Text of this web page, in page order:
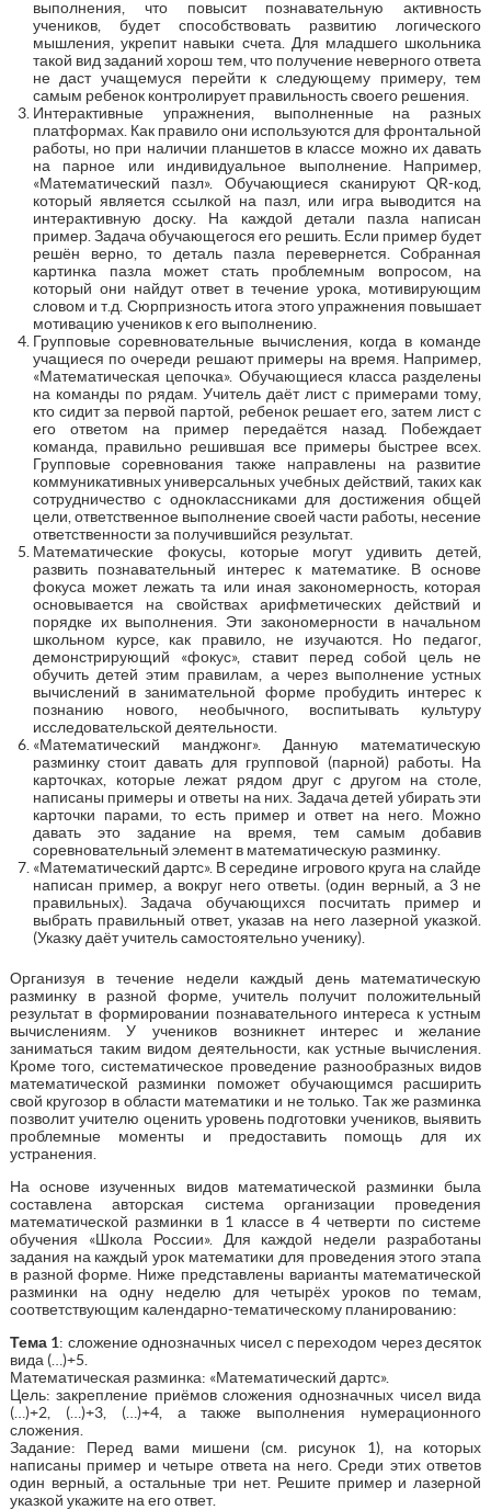
выполнения, что повысит познавательную активность
учеников, будет способствовать развитию логического
мышления, укрепит навыки счета. Для младшего школьника
такой вид заданий хорош тем, что получение неверного ответа
не даст учащемуся перейти к следующему примеру, тем
самым ребенок контролирует правильность своего решения.
Интерактивные упражнения, выполненные на разных
платформах. Как правило они используются для фронтальной
работы, но при наличии планшетов в классе можно их давать
на парное или индивидуальное выполнение. Например,
«Математический пазл». Обучающиеся сканируют QR-код,
который является ссылкой на пазл, или игра выводится на
интерактивную доску. На каждой детали пазла написан
пример. Задача обучающегося его решить. Если пример будет
решён верно, то деталь пазла перевернется. Собранная
картинка пазла может стать проблемным вопросом, на
который они найдут ответ в течение урока, мотивирующим
словом и т.д. Сюрпризность итога этого упражнения повышает
мотивацию учеников к его выполнению.
Групповые соревновательные вычисления, когда в команде
учащиеся по очереди решают примеры на время. Например,
«Математическая цепочка». Обучающиеся класса разделены
на команды по рядам. Учитель даёт лист с примерами тому,
кто сидит за первой партой, ребенок решает его, затем лист с
его ответом на пример передаётся назад. Побеждает
команда, правильно решившая все примеры быстрее всех.
Групповые соревнования также направлены на развитие
коммуникативных универсальных учебных действий, таких как
сотрудничество с одноклассниками для достижения общей
цели, ответственное выполнение своей части работы, несение
ответственности за получившийся результат.
Математические фокусы, которые могут удивить детей,
развить познавательный интерес к математике. В основе
фокуса может лежать та или иная закономерность, которая
основывается на свойствах арифметических действий и
порядке их выполнения. Эти закономерности в начальном
школьном курсе, как правило, не изучаются. Но педагог,
демонстрирующий «фокус», ставит перед собой цель не
обучить детей этим правилам, а через выполнение устных
вычислений в занимательной форме пробудить интерес к
познанию нового, необычного, воспитывать культуру
исследовательской деятельности.
«Математический манджонг». Данную математическую
разминку стоит давать для групповой (парной) работы. На
карточках, которые лежат рядом друг с другом на столе,
написаны примеры и ответы на них. Задача детей убирать эти
карточки парами, то есть пример и ответ на него. Можно
давать это задание на время, тем самым добавив
соревновательный элемент в математическую разминку.
«Математический дартс». В середине игрового круга на слайде
написан пример, а вокруг него ответы. (один верный, а 3 не
правильных). Задача обучающихся посчитать пример и
выбрать правильный ответ, указав на него лазерной указкой.
(Указку даёт учитель самостоятельно ученику).
Организуя в течение недели каждый день математическую
разминку в разной форме, учитель получит положительный
результат в формировании познавательного интереса к устным
вычислениям. У учеников возникнет интерес и желание
заниматься таким видом деятельности, как устные вычисления.
Кроме того, систематическое проведение разнообразных видов
математической разминки поможет обучающимся расширить
свой кругозор в области математики и не только. Так же разминка
позволит учителю оценить уровень подготовки учеников, выявить
проблемные моменты и предоставить помощь для их
устранения.
На основе изученных видов математической разминки была
составлена авторская система организации проведения
математической разминки в 1 классе в 4 четверти по системе
обучения «Школа России». Для каждой недели разработаны
задания на каждый урок математики для проведения этого этапа
в разной форме. Ниже представлены варианты математической
разминки на одну неделю для четырёх уроков по темам,
соответствующим календарно-тематическому планированию:
Тема 1: сложение однозначных чисел с переходом через десяток
вида (…)+5.
Математическая разминка: «Математический дартс».
Цель: закрепление приёмов сложения однозначных чисел вида
(…)+2, (…)+3, (…)+4, а также выполнения нумерационного
сложения.
Задание: Перед вами мишени (см. рисунок 1), на которых
написаны пример и четыре ответа на него. Среди этих ответов
один верный, а остальные три нет. Решите пример и лазерной
указкой укажите на его ответ.